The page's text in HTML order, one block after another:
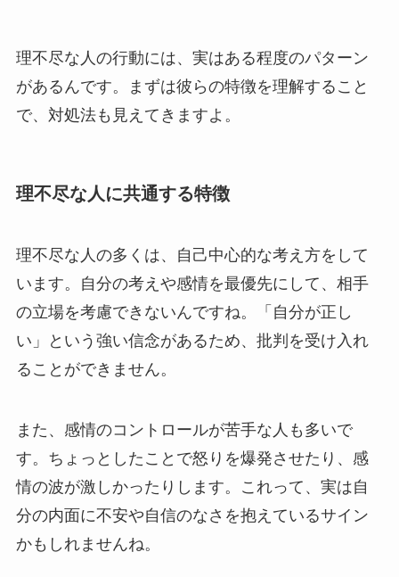
理不尽な人の行動には、実はある程度のパターン
があるんです。まずは彼らの特徴を理解すること
で、対処法も見えてきますよ。
理不尽な人に共通する特徴
理不尽な人の多くは、自己中心的な考え方をして
います。自分の考えや感情を最優先にして、相手
の立場を考慮できないんですね。「自分が正し
い」という強い信念があるため、批判を受け入れ
ることができません。
また、感情のコントロールが苦手な人も多いで
す。ちょっとしたことで怒りを爆発させたり、感
情の波が激しかったりします。これって、実は自
分の内面に不安や自信のなさを抱えているサイン
かもしれませんね。